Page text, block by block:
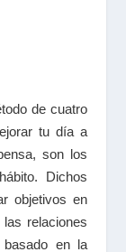
de cuatro
tu día a
son los
Dichos
objetivos en
relaciones
basado en la